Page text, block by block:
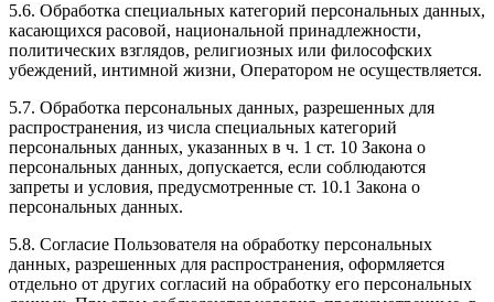
5.6. Обработка специальных категорий персональных данных,
касающихся расовой, национальной принадлежности,
политических взглядов, религиозных или философских
убеждений, интимной жизни, Оператором не осуществляется.
5.7. Обработка персональных данных, разрешенных для
распространения, из числа специальных категорий
персональных данных, указанных в ч. 1 ст. 10 Закона о
персональных данных, допускается, если соблюдаются
запреты и условия, предусмотренные ст. 10.1 Закона о
персональных данных.
5.8. Согласие Пользователя на обработку персональных
данных, разрешенных для распространения, оформляется
отдельно от других согласий на обработку его персональных